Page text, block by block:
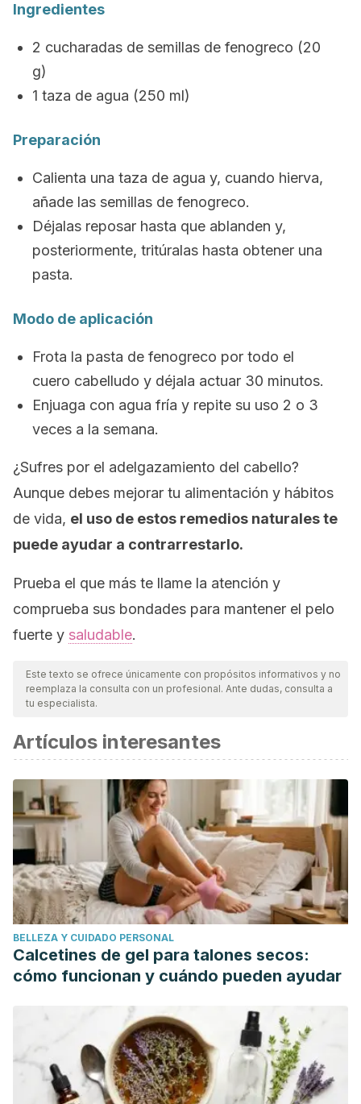
Ingredientes
2 cucharadas de semillas de fenogreco (20
g)
1 taza de agua (250 ml)
Preparación
Calienta una taza de agua y, cuando hierva,
añade las semillas de fenogreco.
Déjalas reposar hasta que ablanden y,
posteriormente, tritúralas hasta obtener una
pasta.
Modo de aplicación
Frota la pasta de fenogreco por todo el
cuero cabelludo y déjala actuar 30 minutos.
Enjuaga con agua fría y repite su uso 2 o 3
veces a la semana.
¿Sufres por el adelgazamiento del cabello?
Aunque debes mejorar tu alimentación y hábitos
de vida, el uso de estos remedios naturales te
puede ayudar a contrarrestarlo.
Prueba el que más te llame la atención y
comprueba sus bondades para mantener el pelo
fuerte y saludable.
Este texto se ofrece únicamente con propósitos informativos y no
reemplaza la consulta con un profesional. Ante dudas, consulta a
tu especialista.
Artículos interesantes
BELLEZA Y CUIDADO PERSONAL
Calcetines de gel para talones secos:
cómo funcionan y cuándo pueden ayudar